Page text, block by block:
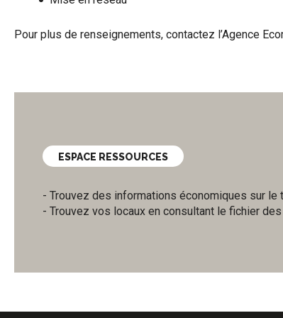
Pour plus de renseignements, contactez l’Agence
ESPACE RESSOURCES
- Trouvez des informations économiques sur le
- Trouvez vos locaux en consultant le fichier